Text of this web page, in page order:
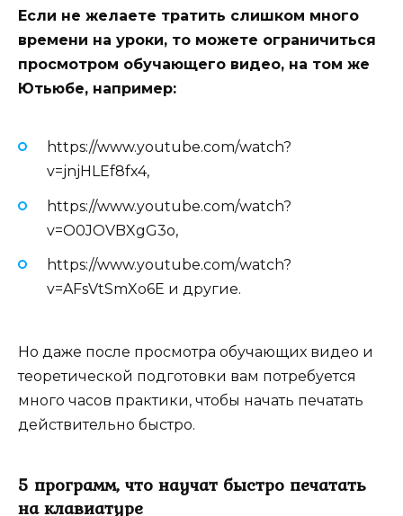
Если не желаете тратить слишком много
времени на уроки, то можете ограничиться
просмотром обучающего видео, на том же
Ютьюбе, например:
https://www.youtube.com/watch?
v=jnjHLEf8fx4,
https://www.youtube.com/watch?
v=O0JOVBXgG3o,
https://www.youtube.com/watch?
v=AFsVtSmXo6E и другие.
Но даже после просмотра обучающих видео и
теоретической подготовки вам потребуется
много часов практики, чтобы начать печатать
действительно быстро.
5 программ, что научат быстро печатать
на клавиатуре